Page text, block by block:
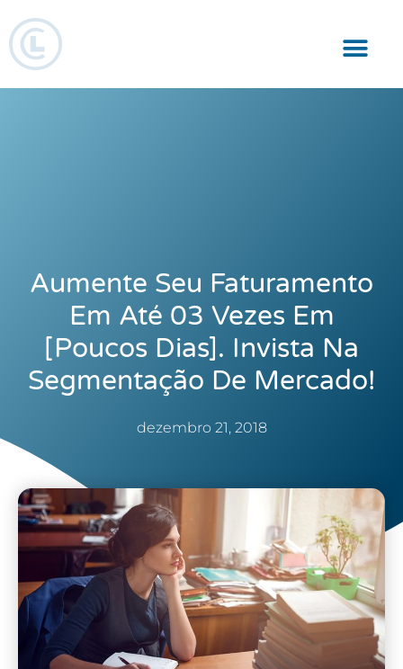
Aumente Seu Faturamento
Em Até 03 Vezes Em
[poucos Dias]. Invista Na
Segmentação De Mercado!
dezembro 21, 2018